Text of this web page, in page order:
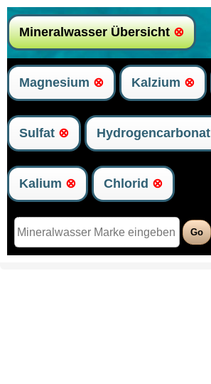
Mineralwasser Übersicht⊗
Magnesium ⊗ Kalzium ⊗
Sulfat ⊗ Hydrogencarbonat
Kalium ⊗ Chlorid ⊗